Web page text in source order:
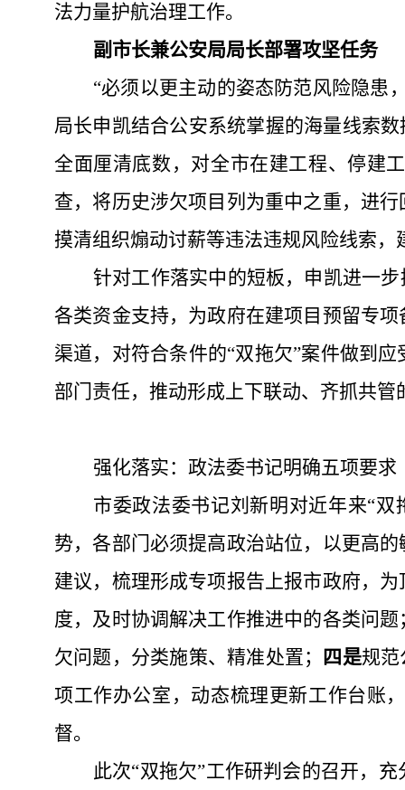
法力量护航治理工作。
副市长兼公安局局长部署攻坚任务
“必须以更主动的姿态防范风险隐患
局长申凯结合公安系统掌握的海量线索
全面厘清底数，对全市在建工程、停建
查，将历史涉欠项目列为重中之重，进
摸清组织煽动讨薪等违法违规风险线索，
针对工作落实中的短板，申凯进一
各类资金支持，为政府在建项目预留专
渠道，对符合条件的“双拖欠”案件做到
部门责任，推动形成上下联动、齐抓共管
强化落实：政法委书记明确五项要求
市委政法委书记刘新明对近年来“双
势，各部门必须提高政治站位，以更高
建议，梳理形成专项报告上报市政府，为
度，及时协调解决工作推进中的各类问题
欠问题，分类施策、精准处置；
四是规范
项工作办公室，动态梳理更新工作台账
督。
此次“双拖欠”工作研判会的召开，